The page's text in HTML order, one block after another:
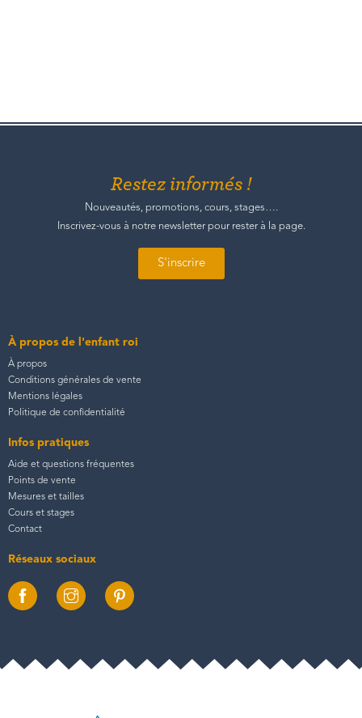
Restez informés !
Nouveautés, promotions, cours, stages….
Inscrivez-vous à notre newsletter pour rester à la page.
S'inscrire
À propos de l'enfant roi
À propos
Conditions générales de vente
Mentions légales
Politique de confidentialité
Infos pratiques
Aide et questions fréquentes
Points de vente
Mesures et tailles
Cours et stages
Contact
Réseaux sociaux